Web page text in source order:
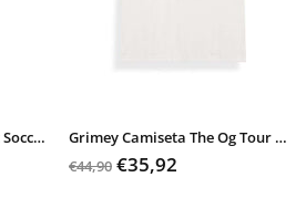
Grimey Camiseta Stardust Soccer Jersey
Grimey Camiseta The Og Tour Classic Fit Tee
€44,90 €35,92